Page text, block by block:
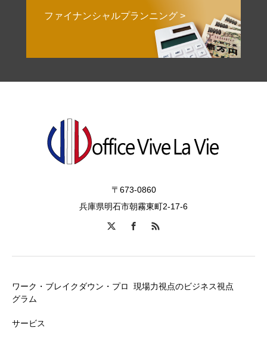
ファイナンシャルプランニング >
〒673-0860
兵庫県明石市朝霧東町2-17-6
ワーク・ブレイクダウン・プロ
グラム
サービス
現場力視点のビジネス視点